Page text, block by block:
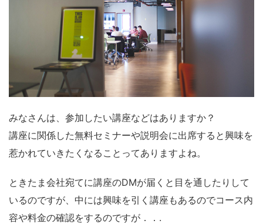
みなさんは、参加したい講座などはありますか？
講座に関係した無料セミナーや説明会に出席すると興味を
惹かれていきたくなることってありますよね。
ときたま会社宛てに講座のDMが届くと目を通したりして
いるのですが、中には興味を引く講座もあるのでコース内
容や料金の確認をするのですが．．.